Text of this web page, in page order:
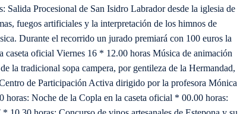
Procesional de San Isidro Labrador desde la iglesia de
fuegos artificiales y la interpretación de los himnos de
Durante el recorrido un jurado premiará con 100 euros la
oficial Viernes 16 * 12.00 horas Música de animación
la tradicional sopa campera, por gentileza de la Hermandad,
de Participación Activa dirigido por la profesora Mónica
Noche de la Copla en la caseta oficial * 00.00 horas: